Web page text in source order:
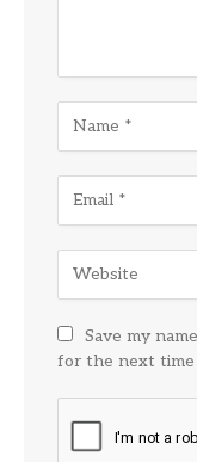
Save my
for the next time